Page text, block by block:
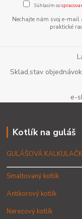
Súhlasím so
Nechajte nám svoj e-mail
praktické
Sklad,stav
e-
Kotlík na guláš
GULÁŠOVÁ
Smaltovaný kotlík
Antikorový kotlík
Nerezový kotlík